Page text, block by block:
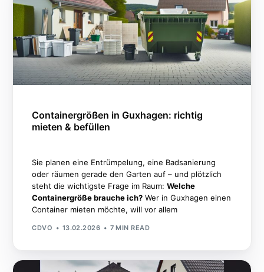
Containergrößen in Guxhagen: richtig
mieten & befüllen
Sie planen eine Entrümpelung, eine Badsanierung
oder räumen gerade den Garten auf – und plötzlich
steht die wichtigste Frage im Raum:Welche
Containergröße brauche ich? Wer in Guxhagen einen
Container mieten möchte, will vor allem
CDVO 13.02.2026 7 MIN READ